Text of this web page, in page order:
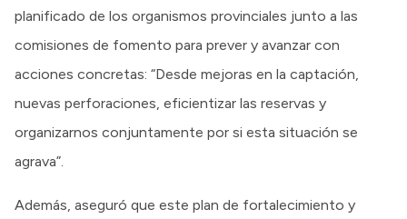
planificado de los organismos provinciales junto a las
comisiones de fomento para prever y avanzar con
acciones concretas: “Desde mejoras en la captación,
nuevas perforaciones, eficientizar las reservas y
organizarnos conjuntamente por si esta situación se
agrava”.
Además, aseguró que este plan de fortalecimiento y